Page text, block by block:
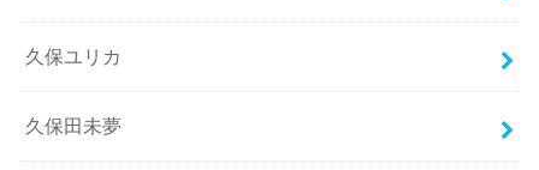
久保ユリカ
久保田未夢